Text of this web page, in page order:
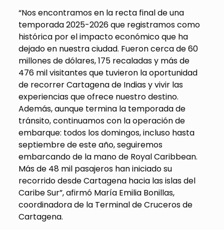
“Nos encontramos en la recta final de una
temporada 2025-2026 que registramos como
histórica por el impacto económico que ha
dejado en nuestra ciudad. Fueron cerca de 60
millones de dólares, 175 recaladas y más de
476 mil visitantes que tuvieron la oportunidad
de recorrer Cartagena de Indias y vivir las
experiencias que ofrece nuestro destino.
Además, aunque termina la temporada de
tránsito, continuamos con la operación de
embarque: todos los domingos, incluso hasta
septiembre de este año, seguiremos
embarcando de la mano de RoyalCaribbean.
Más de 48 mil pasajeros han iniciado su
recorrido desde Cartagena hacia las islas del
Caribe Sur”, afirmó María Emilia Bonillas,
coordinadora de la Terminal de Cruceros de
Cartagena.